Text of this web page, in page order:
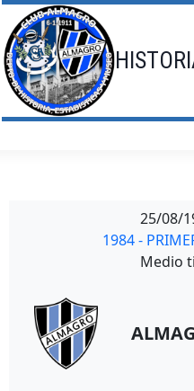
Saltar
al
contenido
25/08/
1984 -
Medio